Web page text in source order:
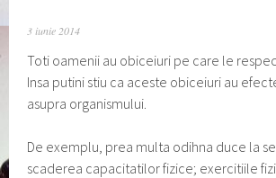
3 iunie 2014
Toti oamenii au obiceiuri pe care le
Insa putini stiu ca aceste obiceiuri au
asupra organismului.
De exemplu, prea multa odihna duce la
scaderea capacitatilor fizice; exercitiile